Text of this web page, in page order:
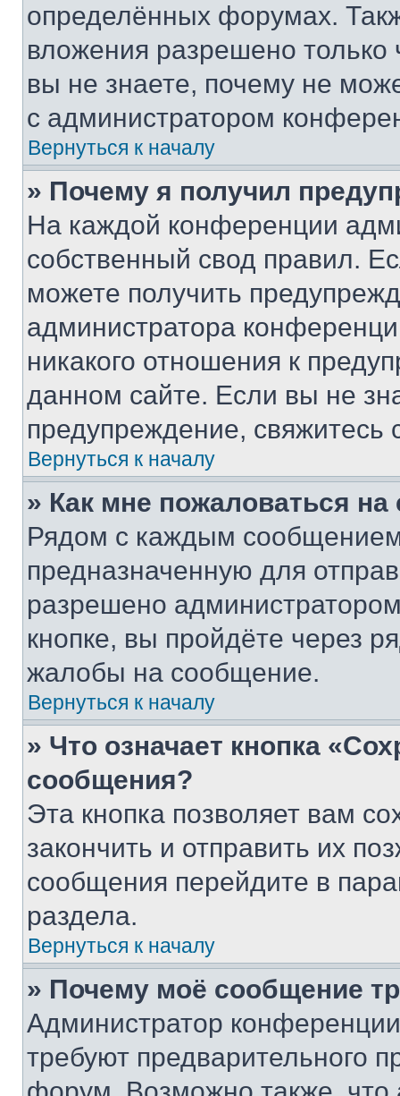
определённых форумах.
вложения разрешено
вы не знаете, почему не
с администратором
Вернуться к началу
» Почему я получил
На каждой конференции
собственный свод правил.
можете получить
администратора
никакого отношения к
данном сайте. Если вы не
предупреждение,
Вернуться к началу
» Как мне пожаловаться
Рядом с каждым сообщением
предназначенную для
разрешено
кнопке, вы пройдёте через
жалобы на сообщение.
Вернуться к началу
» Что означает кнопка
сообщения?
Эта кнопка позволяет вам
закончить и отправить их
сообщения перейдите в
раздела.
Вернуться к началу
» Почему моё сообщение
Администратор
требуют предварительного